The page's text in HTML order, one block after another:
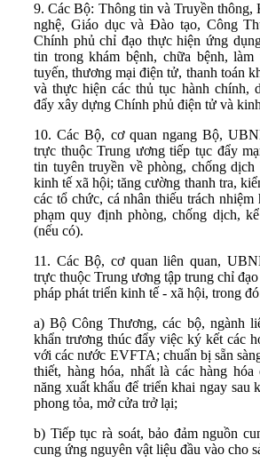
9. Các Bộ: Thông tin và Truyền thông,
nghệ, Giáo dục và Đào tạo, Công
Chính phủ chỉ đạo thực hiện ứng
tin trong khám bệnh, chữa bệnh,
tuyến, thương mại điện tử, thanh toán
và thực hiện các thủ tục hành chính,
đẩy xây dựng Chính phủ điện tử và
10. Các Bộ, cơ quan ngang Bộ,
trực thuộc Trung ương tiếp tục đẩy
tin tuyên truyền về phòng, chống dịch
kinh tế xã hội; tăng cường thanh tra,
các tổ chức, cá nhân thiếu trách
phạm quy định phòng, chống dịch,
(nếu có).
11. Các Bộ, cơ quan liên quan,
trực thuộc Trung ương tập trung chỉ
pháp phát triển kinh tế - xã hội, trong
a) Bộ Công Thương, các bộ, ngành
khẩn trương thúc đẩy việc ký kết các
với các nước EVFTA; chuẩn bị sẵn
thiết, hàng hóa, nhất là các hàng
năng xuất khẩu để triển khai ngay sau
phong tỏa, mở cửa trở lại;
b) Tiếp tục rà soát, bảo đảm nguồn
cung ứng nguyên vật liệu đầu vào cho